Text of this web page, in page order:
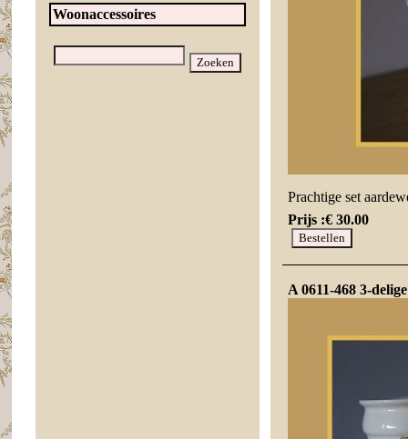
Woonaccessoires
Prachtige set
Prijs :€ 30.00
A 0611-468 3-